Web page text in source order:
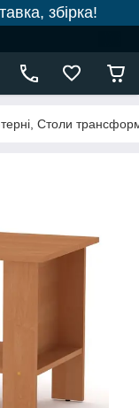
збірка!
Столи